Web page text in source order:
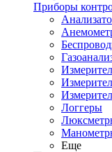
Приборы
Логгеры
Еще